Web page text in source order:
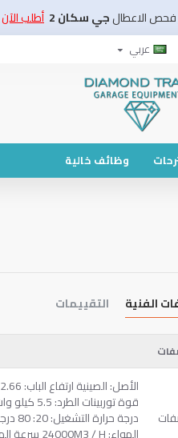
الاعطالجي سكان 2 أطلب الآن
عربي
وظائف خالية
الفنية التقييمات